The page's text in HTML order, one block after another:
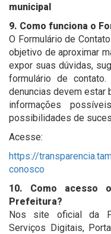
municipal
9. Como funciona o
O Formulário de
objetivo de aproximar
expor suas dúvidas,
formulário de
denuncias devem estar
informações
possibilidades de
Acesse:
https://
conosco
10. Como acesso
Prefeitura?
Nos site oficial da
Serviços Digitais,